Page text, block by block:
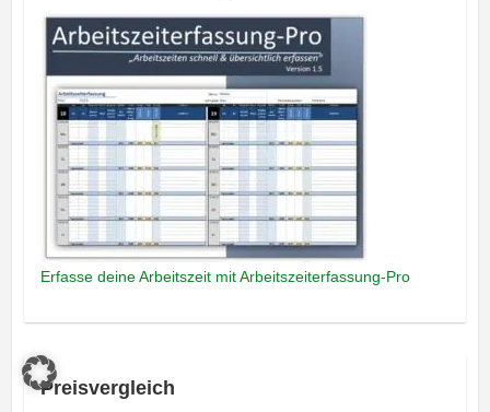
Erfasse deine Arbeitszeit mit Arbeitszeiterfassung-Pro
Preisvergleich